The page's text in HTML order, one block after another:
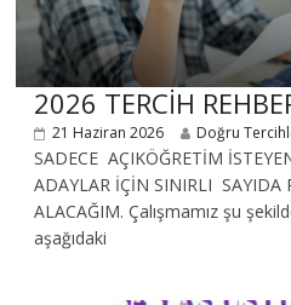
2026 TERCİH
21 Haziran 2026 Doğru
SADECE AÇIKÖĞRETİM
ADAYLAR İÇİN SINIRLI SAYIDA
ALACAĞIM. Çalışmamız şu
aşağıdaki